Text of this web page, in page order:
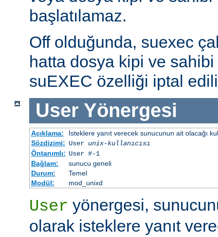
başlatılamaz.
Off olduğunda, suexec
hatta dosya kipi ve
suEXEC özelliği iptal
User Yönergesi
Açıklama:
İsteklere yanıt verecek sunucunun ait olacağı
Sözdizimi: User unix-kullanıcısı
Öntanımlı: User #-1
Bağlam:
sunucu geneli
Durum:
Temel
Modül:
mod_unixd
User yönergesi,
olarak isteklere yanıt